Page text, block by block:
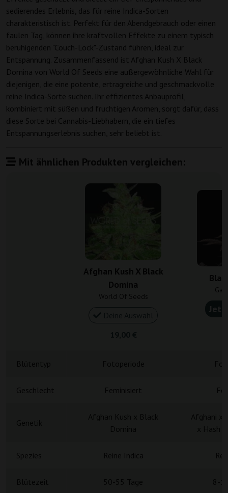
sedierendes Erlebnis, das für reine Indica-Sorten
charakteristisch ist. Perfekt für den Abendgebrauch oder einen
faulen Tag, können ihre kraftvollen Effekte zu einem typisch
beruhigenden "Couch-Lock"-Zustand führen, ideal zur
Entspannung. Zusammenfassend ist Afghan Kush X Black
Domina von World Of Seeds eine außergewöhnliche Wahl für
diejenigen, die eine potente, ertragreiche und geschmackvolle
reine Indica-Sorte suchen. Ihr effizientes Anbauprofil,
kombiniert mit süßen und fruchtigen Aromen, sorgt dafür, dass
diese Sorte bei Cannabis-Liebhabern, die ein tiefes
Entspannungserlebnis suchen, sehr beliebt ist.
Mit ähnlichen Produkten vergleichen:
Afghan Kush X Black
Domina
World Of Seeds
Geschlecht Feminisiert
Spezies Reine Indica